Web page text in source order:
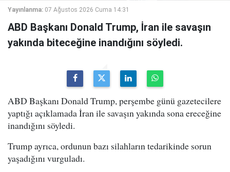
Yayınlanma: 07 Ağustos 2026 Cuma 14:31
ABD Başkanı Donald Trump, İran ile savaşın
yakında biteceğine inandığını söyledi.
ABD Başkanı Donald Trump, perşembe günü gazetecilere
yaptığı açıklamada İran ile savaşın yakında sona ereceğine
inandığını söyledi.
Trump ayrıca, ordunun bazı silahların tedarikinde sorun
yaşadığını vurguladı.